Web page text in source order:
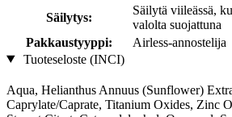
Säilytys:
Säilytä viileässä,
valolta suojattuna
Pakkaustyyppi:
Airless-annostelija
Tuoteseloste (INCI)
Aqua, Helianthus Annuus (Sunflower)
Caprylate/Caprate, Titanium Oxides, Zinc